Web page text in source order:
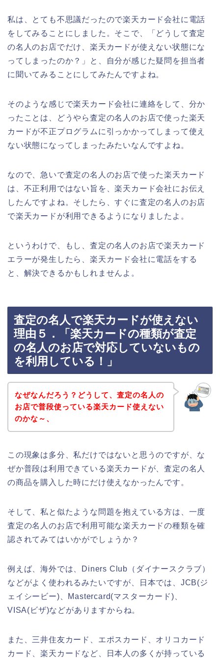
私は、とても不思議だったので楽天カード会社に電話
をしてみることにしました。そこで、「どうして査定
の名人のお店でだけ、楽天カードが使えない状態にな
ってしまったのか？」と、自分が感じた疑問を担当者
に聞いてみることにしてみたんですよね。
そのような感じで楽天カード会社に連絡をして、分か
ったことは、どうやら査定の名人のお店で使った楽天
カードが不正プログラムに引っかかってしまって使え
ない状態になってしまったみたいなんですよね。
なので、急いで査定の名人のお店で使った楽天カード
は、不正利用ではない旨を、楽天カード会社にお伝え
したんですよね。そしたら、すぐに査定の名人のお店
で楽天カードが利用できるようになりましたよ。
というわけで、もし、査定の名人のお店で楽天カード
エラーが発生したら、楽天カード会社に電話をする
と、解決できるかもしれませんよ。
査定の名人で楽天カードが使えない
理由５．「楽天カードの種類が査定
の名人のお店で対応していないもの
を利用している！」
なぜなんだろう？どうして、査定の名人の
お店で普段使っている楽天カード使えない
のかな～、
この現象は多分、私だけではないと思うのですが、な
ぜか普段は利用できている楽天カードが、査定の名人
の商品を購入した時にだけ使えなかったんです。
そして、私と似たような問題を抱えている方は、一度
査定の名人のお店で利用可能な楽天カードの種類を確
認されてみてはいかがでしょうか？
例えば、海外では、Diners Club（ダイナースクラブ）
などがよく使われるみたいですが、日本では、JCB(ジ
ェイシービー)、Mastercard(マスターカード)、
VISA(ビザ)などがありますからね。
また、三井住友カード、エポスカード、オリコカード
カード、楽天カードなど、日本人の多くが持っている